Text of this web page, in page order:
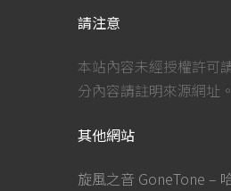
請注意
本站內容未經授權許可
分內容請註明來源網址。
其他網站
旋風之音 GoneTone –